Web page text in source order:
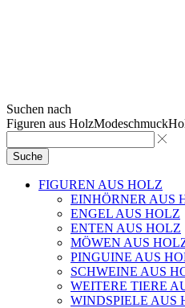
Suchen nach
Figuren aus HolzModeschmuck
Suche
FIGUREN AUS HOLZ
EINHÖRNER AUS
ENGEL AUS HOLZ
ENTEN AUS HOLZ
MÖWEN AUS
PINGUINE AUS
SCHWEINE AUS
WEITERE TIERE
WINDSPIELE AUS